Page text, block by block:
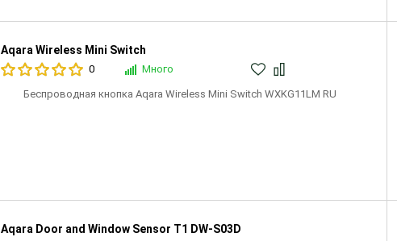
Aqara Wireless Mini Switch
0 Много
Беспроводная кнопка Aqara Wireless Mini Switch WXKG11LM RU
Aqara Door and Window Sensor T1 DW-S03D